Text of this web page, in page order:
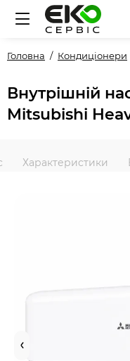
Головна Кондиціонери
Внутрішній
Mitsubishi
Характеристики